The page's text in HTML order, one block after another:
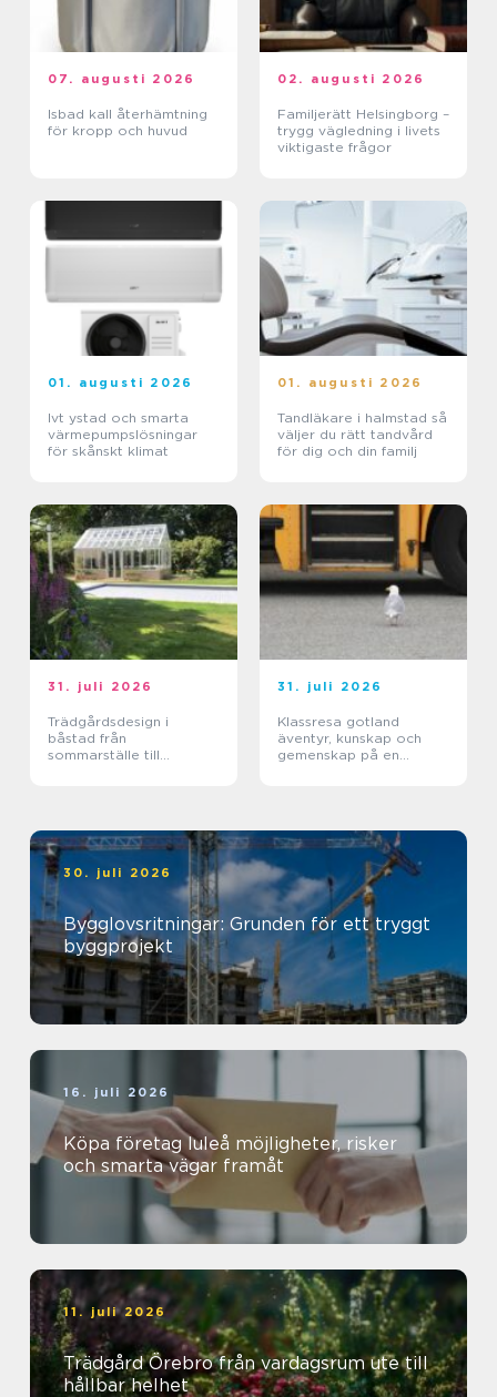
07. augusti 2026
Isbad kall återhämtning
för kropp och huvud
02. augusti 2026
Familjerätt Helsingborg –
trygg vägledning i livets
viktigaste frågor
01. augusti 2026
Ivt ystad och smarta
värmepumpslösningar
för skånskt klimat
01. augusti 2026
Tandläkare i halmstad så
väljer du rätt tandvård
för dig och din familj
31. juli 2026
Trädgårdsdesign i
båstad från
sommarställe till
31. juli 2026
Klassresa gotland
äventyr, kunskap och
gemenskap på en
30. juli 2026
Bygglovsritningar: Grunden för ett tryggt
byggprojekt
16. juli 2026
Köpa företag luleå möjligheter, risker
och smarta vägar framåt
11. juli 2026
Trädgård Örebro från vardagsrum ute till
hållbar helhet